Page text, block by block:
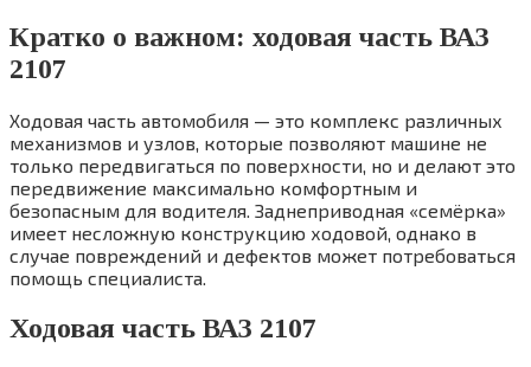
Кратко о важном: ходовая часть ВАЗ
2107
Ходовая часть автомобиля — это комплекс различных
механизмов и узлов, которые позволяют машине не
только передвигаться по поверхности, но и делают это
передвижение максимально комфортным и
безопасным для водителя. Заднеприводная «семёрка»
имеет несложную конструкцию ходовой, однако в
случае повреждений и дефектов может потребоваться
помощь специалиста.
Ходовая часть ВАЗ 2107